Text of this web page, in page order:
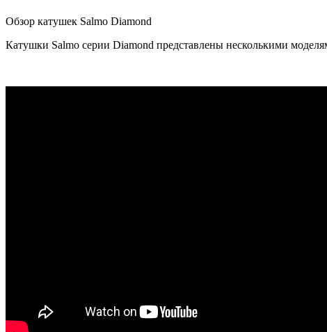
Обзор катушек Salmo Diamond
Катушки Salmo серии Diamond представлены несколькими